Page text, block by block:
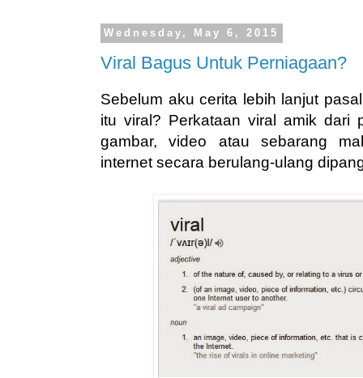
Wednesday, May 6, 2015
Viral Bagus Untuk Perniagaan?
Sebelum aku cerita lebih lanjut
itu viral? Perkataan viral amik dari
gambar, video atau sebarang
internet secara berulang-ulang